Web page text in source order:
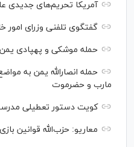
آمریکا تحریم‌های جدیدی
گفتگوی تلفنی وزرای امور
حمله موشکی و پهپادی
حمله انصارالله یمن به
مارب و حضرموت
کویت دستور تعطیلی مدرسه
معاریو: حزب‌الله قوانین